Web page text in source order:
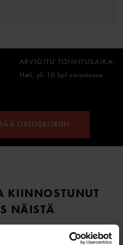
ARVIOITU TOIMITUSAIKA:
Heti, yli 10 kpl varastossa
OSTOSKORIIN
KIINNOSTUNUT
NÄISTÄ